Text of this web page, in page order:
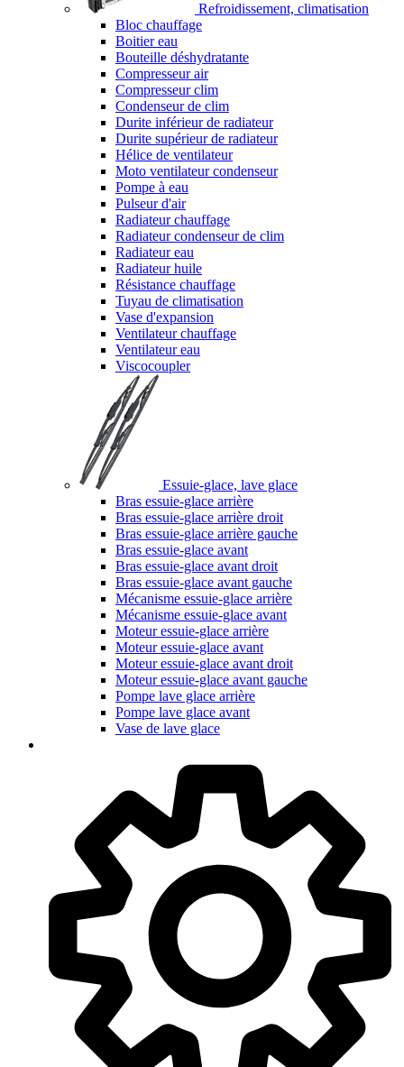
Refroidissement, climatisation
Bloc chauffage
Boitier eau
Bouteille déshydratante
Compresseur air
Compresseur clim
Condenseur de clim
Durite inférieur de radiateur
Durite supérieur de radiateur
Hélice de ventilateur
Moto ventilateur condenseur
Pompe à eau
Pulseur d'air
Radiateur chauffage
Radiateur condenseur de clim
Radiateur eau
Radiateur huile
Résistance chauffage
Tuyau de climatisation
Vase d'expansion
Ventilateur chauffage
Ventilateur eau
Viscocoupler
Essuie-glace, lave glace
Bras essuie-glace arrière
Bras essuie-glace arrière droit
Bras essuie-glace arrière gauche
Bras essuie-glace avant
Bras essuie-glace avant droit
Bras essuie-glace avant gauche
Mécanisme essuie-glace arrière
Mécanisme essuie-glace avant
Moteur essuie-glace arrière
Moteur essuie-glace avant
Moteur essuie-glace avant droit
Moteur essuie-glace avant gauche
Pompe lave glace arrière
Pompe lave glace avant
Vase de lave glace